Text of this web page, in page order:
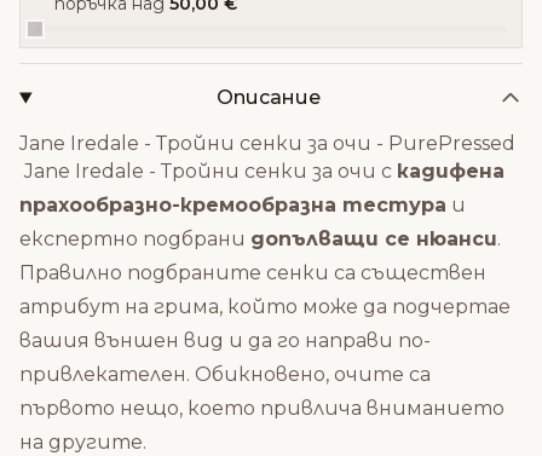
Описание
Jane Iredale - Тройни сенки за очи - PurePressed
Jane Iredale - Тройни сенки за очи с кадифена
прахообразно-кремообразна тестура и
експертно подбрани допълващи се нюанси.
Правилно подбраните сенки са съществен
атрибут на грима, който може да подчертае
вашия външен вид и да го направи по-
привлекателен. Обикновено, очите са
първото нещо, което привлича вниманието
на другите.